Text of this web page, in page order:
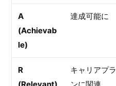
A
(Achievab
le)
達成可能に
R
キャリアプラ